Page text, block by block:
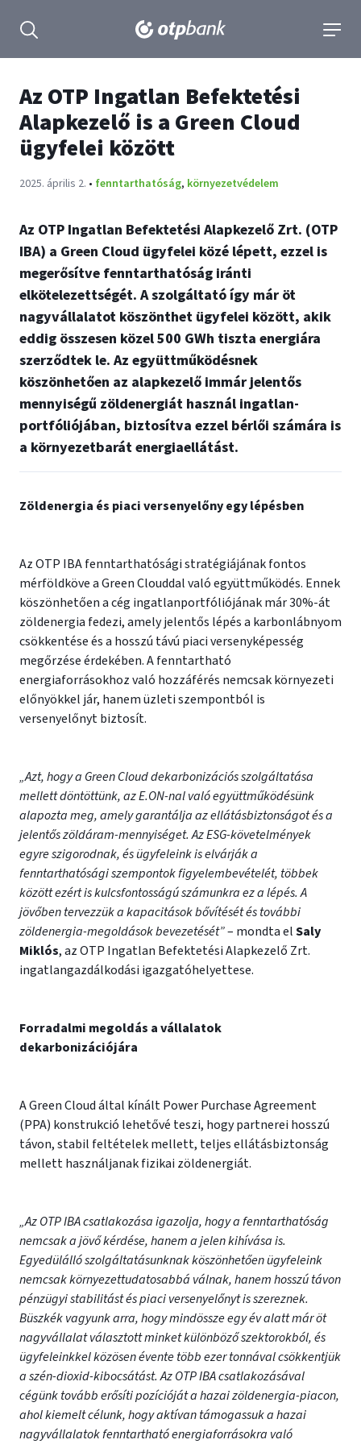
Keresés kinyitása
Az OTP Ingatlan Befektetési
Alapkezelő is a Green Cloud
ügyfelei között
Publikálva:
2025. április 2. • fenntarthatóság, környezetvédelem
Az OTP Ingatlan Befektetési Alapkezelő Zrt. (OTP
IBA) a Green Cloud ügyfelei közé lépett, ezzel is
megerősítve fenntarthatóság iránti
elkötelezettségét. A szolgáltató így már öt
nagyvállalatot köszönthet ügyfelei között, akik
eddig összesen közel 500 GWh tiszta energiára
szerződtek le. Az együttműködésnek
köszönhetően az alapkezelő immár jelentős
mennyiségű zöldenergiát használ ingatlan-
portfóliójában, biztosítva ezzel bérlői számára is
a környezetbarát energiaellátást.
Zöldenergia és piaci versenyelőny egy lépésben
Az OTP IBA fenntarthatósági stratégiájának fontos
mérföldköve a Green Clouddal való együttműködés. Ennek
köszönhetően a cég ingatlanportfóliójának már 30%-át
zöldenergia fedezi, amely jelentős lépés a karbonlábnyom
csökkentése és a hosszú távú piaci versenyképesség
megőrzése érdekében. A fenntartható
energiaforrásokhoz való hozzáférés nemcsak környezeti
előnyökkel jár, hanem üzleti szempontból is
versenyelőnyt biztosít.
„Azt, hogy a Green Cloud dekarbonizációs szolgáltatása
mellett döntöttünk, az E.ON-nal való együttműködésünk
alapozta meg, amely garantálja az ellátásbiztonságot és a
jelentős zöldáram-mennyiséget. Az ESG-követelmények
egyre szigorodnak, és ügyfeleink is elvárják a
fenntarthatósági szempontok figyelembevételét, többek
között ezért is kulcsfontosságú számunkra ez a lépés. A
jövőben tervezzük a kapacitások bővítését és további
zöldenergia-megoldások bevezetését”– mondta elSaly
Miklós, az OTP Ingatlan Befektetési Alapkezelő Zrt.
ingatlangazdálkodási igazgatóhelyettese.
Forradalmi megoldás a vállalatok
dekarbonizációjára
A Green Cloud által kínált Power Purchase Agreement
(PPA) konstrukció lehetővé teszi, hogy partnerei hosszú
távon, stabil feltételek mellett, teljes ellátásbiztonság
mellett használjanak fizikai zöldenergiát.
„Az OTP IBA csatlakozása igazolja, hogy a fenntarthatóság
nemcsak a jövő kérdése, hanem a jelen kihívása is.
Egyedülálló szolgáltatásunknak köszönhetően ügyfeleink
nemcsak környezettudatosabbá válnak, hanem hosszú távon
pénzügyi stabilitást és piaci versenyelőnyt is szereznek.
Büszkék vagyunk arra, hogy mindössze egy év alatt már öt
nagyvállalat választott minket különböző szektorokból, és
ügyfeleinkkel közösen évente több ezer tonnával csökkentjük
a szén-dioxid-kibocsátást. Az OTP IBA csatlakozásával
cégünk tovább erősíti pozícióját a hazai zöldenergia-piacon,
ahol kiemelt célunk, hogy aktívan támogassuk a hazai
nagyvállalatok fenntartható energiaforrásokra való